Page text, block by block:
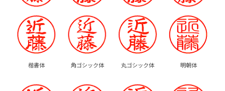
楷書体 角ゴシック体 丸ゴシック体 明朝体